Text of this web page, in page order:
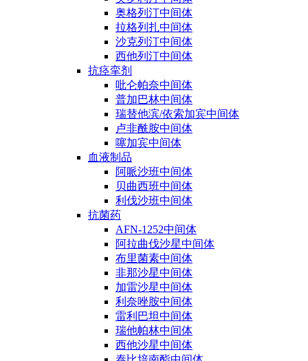
奥格列汀中间体
拉格列扎中间体
沙克列汀中间体
西他列汀中间体
抗痉挛剂
吡仑帕奈中间体
普加巴林中间体
瑞替他滨/依索加宾中间体
卢非酰胺中间体
噻加宾中间体
血液制品
阿哌沙班中间体
贝曲西班中间体
利伐沙班中间体
抗菌药
AFN-1252中间体
阿拉曲伐沙星中间体
布里菌素中间体
非那沙星中间体
加雷沙星中间体
利奈唑胺中间体
雷利巴坦中间体
瑞他帕林中间体
西他沙星中间体